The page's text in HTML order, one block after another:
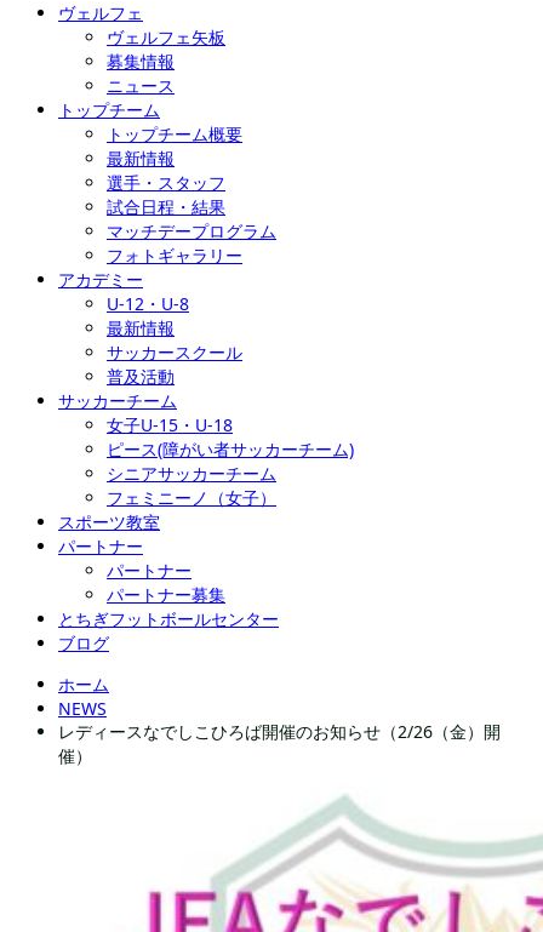
ヴェルフェ
ヴェルフェ矢板
募集情報
ニュース
トップチーム
トップチーム概要
最新情報
選手・スタッフ
試合日程・結果
マッチデープログラム
フォトギャラリー
アカデミー
U-12・U-8
最新情報
サッカースクール
普及活動
サッカーチーム
女子U-15・U-18
ピース(障がい者サッカーチーム)
シニアサッカーチーム
フェミニーノ（女子）
スポーツ教室
パートナー
パートナー
パートナー募集
とちぎフットボールセンター
ブログ
ホーム
NEWS
レディースなでしこひろば開催のお知らせ（2/26（金）開
催）